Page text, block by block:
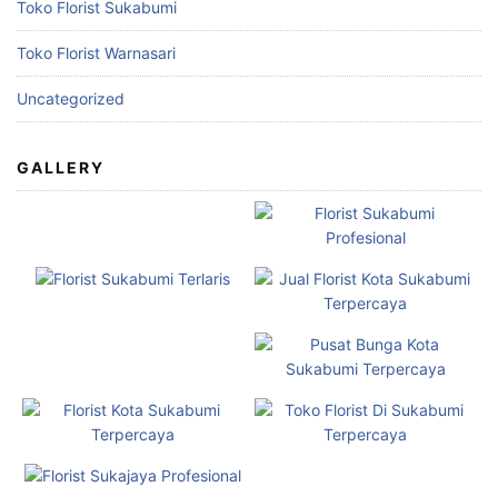
Toko Florist Sukabumi
Toko Florist Warnasari
Uncategorized
GALLERY